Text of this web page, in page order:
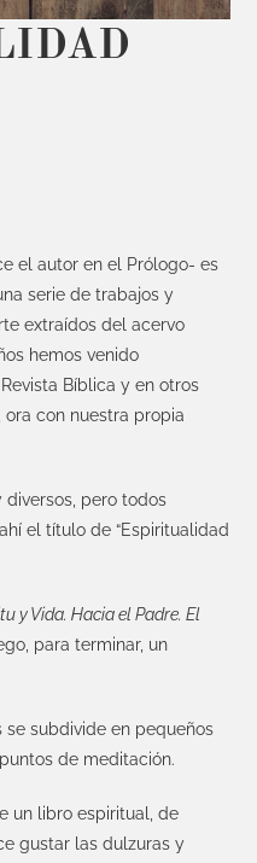
el autor en el Prólogo- es
serie de trabajos y
extraídos del acervo
hemosvenido
Bíblica y en otros
ora con nuestra propia
diversos, pero todos
el título de “Espiritualidad
y Vida. Hacia el Padre. El
para terminar, un
subdivide en pequeños
de meditación.
un libro espiritual, de
gustar las dulzuras y